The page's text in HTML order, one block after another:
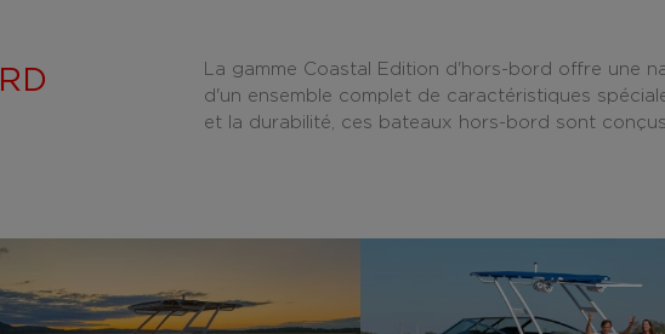
La gamme Coastal Edition d'hors-bord offre une
d'un ensemble complet de caractéristiques
et la durabilité, ces bateaux hors-bord sont